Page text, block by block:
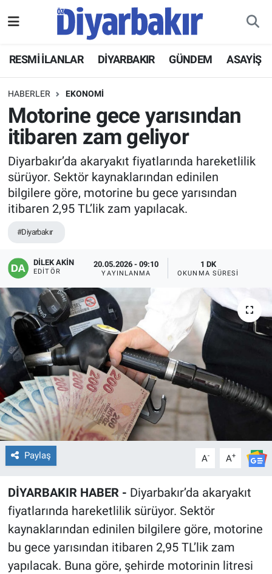
RESMİ İLANLAR DİYARBAKIR GÜNDEM ASAYİŞ
HABERLER EKONOMİ
Motorine gece yarısından
itibaren zam geliyor
Diyarbakır’da akaryakıt fiyatlarında hareketlilik
sürüyor. Sektör kaynaklarından edinilen
bilgilere göre, motorine bu gece yarısından
itibaren 2,95 TL’lik zam yapılacak.
#Diyarbakır
DİLEK AKİN
EDITÖR
20.05.2026 - 09:10
YAYINLANMA
1 DK
OKUNMA SÜRESI
Paylaş A- A+
DİYARBAKIR HABER - Diyarbakır’da akaryakıt
fiyatlarında hareketlilik sürüyor. Sektör
kaynaklarından edinilen bilgilere göre, motorine
bu gece yarısından itibaren 2,95 TL’lik zam
yapılacak. Buna göre, şehirde motorinin litresi
ASAYİŞ
DİYARBAKIR
EKONOMİ
GÜNDEM
BÖLGE
DÜNYA
KÜLTÜR SANAT
EĞİTİM
ÖZEL HABER
POLİTİKA
SAĞLIK
SPOR
TEKNOLOJİ
Hava Durumu
Namaz Vakitleri
Trafik Durumu
Süper Lig Puan Durumu ve Fikstür
Tüm Manşetler
Son Dakika Haberleri
Haber Arşivi